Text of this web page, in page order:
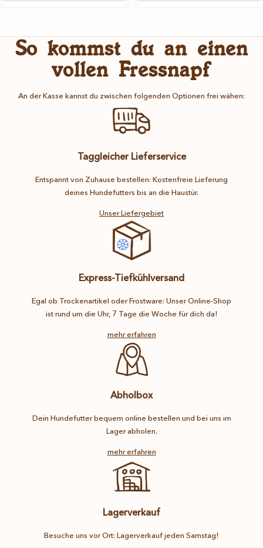
So kommst du an einen
vollen Fressnapf
An der Kasse kannst du zwischen folgenden Optionen frei wähen:
Taggleicher Lieferservice
Entspannt von Zuhause bestellen: Kostenfreie Lieferung
deines Hundefutters bis an die Haustür.
Unser Liefergebiet
Express-Tiefkühlversand
Egal ob Trockenartikel oder Frostware: Unser Online-Shop
ist rund um die Uhr, 7 Tage die Woche für dich da!
mehr erfahren
Abholbox
Dein Hundefutter bequem online bestellen und bei uns im
Lager abholen.
mehr erfahren
Lagerverkauf
Besuche uns vor Ort: Lagerverkauf jeden Samstag!